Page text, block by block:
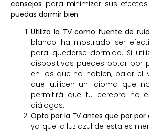
consejos para minimizar sus
puedas dormir bien:
Utiliza la TV como fuente de
blanco ha mostrado ser
para quedarse dormido. Si
dispositivos puedes optar por
en los que no hablen, bajar el
que utilicen un idioma que
permitirá que tu cerebro no
diálogos.
Opta por la TV antes que por
ya que la luz azul de esta es